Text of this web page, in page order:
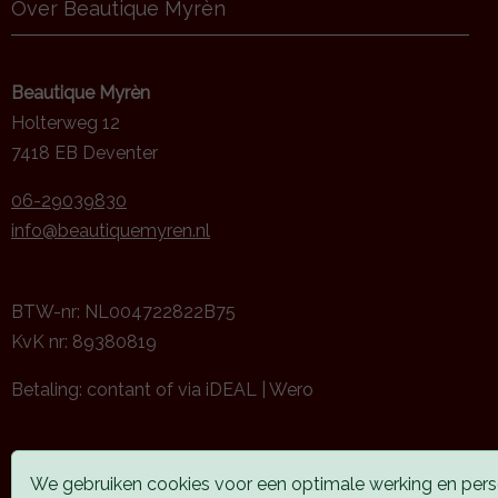
Over Beautique Myrèn
Beautique Myrèn
Holterweg 12
7418 EB Deventer
06-29039830
info@beautiquemyren.nl
BTW-nr: NL004722822B75
KvK nr: 89380819
Betaling: contant of via iDEAL | Wero
We gebruiken cookies voor een optimale werking en